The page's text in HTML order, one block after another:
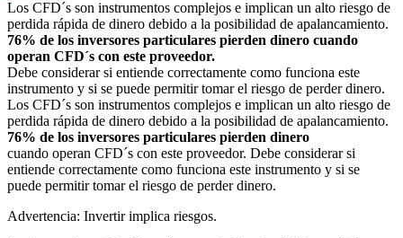
Los CFD´s son instrumentos complejos e implican un alto riesgo de
perdida rápida de dinero debido a la posibilidad de apalancamiento.
76% de los inversores particulares pierden dinero cuando
operan CFD´s con este proveedor.
Debe considerar si entiende correctamente como funciona este
instrumento y si se puede permitir tomar el riesgo de perder dinero.
Los CFD´s son instrumentos complejos e implican un alto riesgo de
perdida rápida de dinero debido a la posibilidad de apalancamiento.
76% de los inversores particulares pierden dinero
cuando operan CFD´s con este proveedor. Debe considerar si
entiende correctamente como funciona este instrumento y si se
puede permitir tomar el riesgo de perder dinero.
Advertencia: Invertir implica riesgos.